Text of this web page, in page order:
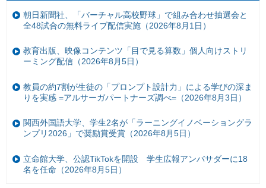
朝日新聞社、「バーチャル高校野球」で組み合わせ抽選会と
全48試合の無料ライブ配信実施（2026年8月1日）
教育出版、映像コンテンツ「目で見る算数」個人向けストリ
ーミング配信（2026年8月5日）
教員の約7割が生徒の「プロンプト設計力」による学びの深ま
りを実感 =アルサーガパートナーズ調べ=（2026年8月3日）
関西外国語大学、学生2名が「ラーニングイノベーショングラ
ンプリ2026」で奨励賞受賞（2026年8月5日）
立命館大学、公認TikTokを開設 学生広報アンバサダーに18
名を任命（2026年8月5日）